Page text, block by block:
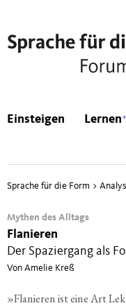
Einsteigen Lernen*
Sprache für die Form >
Mythen des Alltags
Flanieren
Der Spaziergang als
Von Amelie Kreß
»Fla­nie­ren ist eine Art